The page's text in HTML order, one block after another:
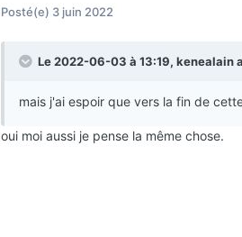
Posté(e) 3 juin 2022
Le 2022-06-03 à 13:19, kenealain
mais j'ai espoir que vers la fin de
oui moi aussi je pense la même chose.